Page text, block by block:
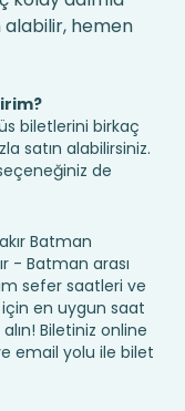
alabilir, hemen
biletlerini birkaç
satın alabilirsiniz.
de
Batman
- Batman arası
sefer saatleri ve
için en uygun saat
Biletiniz online
email yolu ile bilet